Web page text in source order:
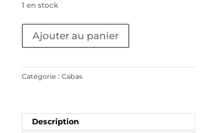
1 en stock
quantité
cabas
Sel
beige
Ajouter au panier
Catégorie : Cabas
Description